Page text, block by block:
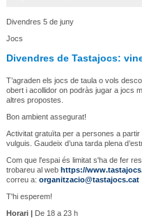
Divendres 5 de juny
Jocs
Divendres de Tastajocs:
T’agraden els jocs de taula o vols
obert i acollidor on podràs jugar a jocs
altres propostes.
Bon ambient assegurat!
Activitat gratuïta per a persones a
vulguis. Gaudeix d’una tarda plena
Com que l'espai és limitat s'ha de fer
trobareu al web https://
correu a: organitzacio@tastajocs.cat
T'hi esperem!
Horari |De 18 a 23 h